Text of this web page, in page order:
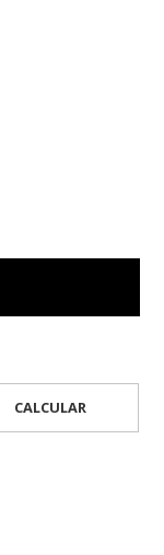
CALCULAR